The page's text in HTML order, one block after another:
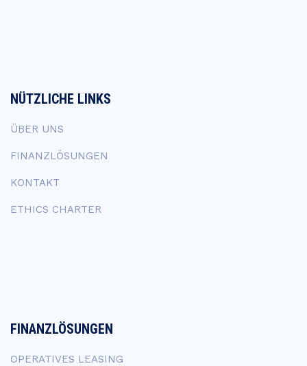
NÜTZLICHE LINKS
ÜBER UNS
FINANZLÖSUNGEN
KONTAKT
ETHICS CHARTER
FINANZLÖSUNGEN
OPERATIVES LEASING